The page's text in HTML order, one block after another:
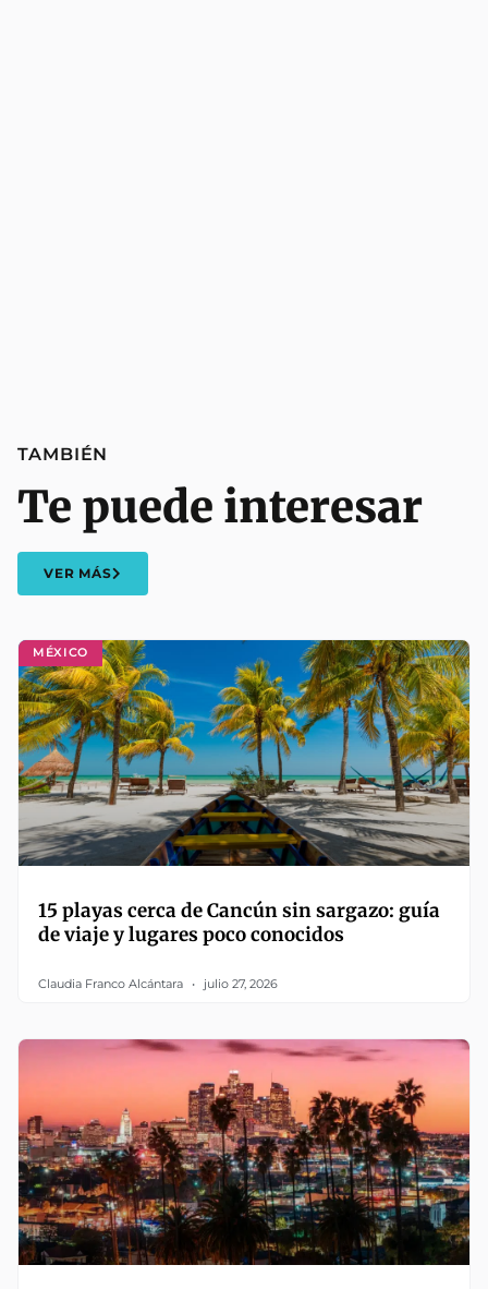
MÉXICO
15 playas cerca de Cancún sin sargazo: guía
de viaje y lugares poco conocidos
Claudia Franco Alcántara julio 27, 2026
TAMBIÉN
Te puede interesar
VER MÁS